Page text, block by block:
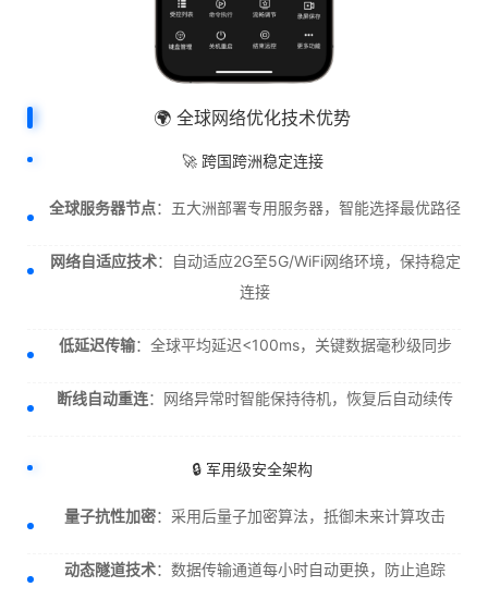
🌍 全球网络优化技术优势
🚀 跨国跨洲稳定连接
全球服务器节点：五大洲部署专用服务器，智能选择最优路径
网络自适应技术：自动适应2G至5G/WiFi网络环境，保持稳定
连接
低延迟传输：全球平均延迟<100ms，关键数据毫秒级同步
断线自动重连：网络异常时智能保持待机，恢复后自动续传
🔒 军用级安全架构
量子抗性加密：采用后量子加密算法，抵御未来计算攻击
动态隧道技术：数据传输通道每小时自动更换，防止追踪